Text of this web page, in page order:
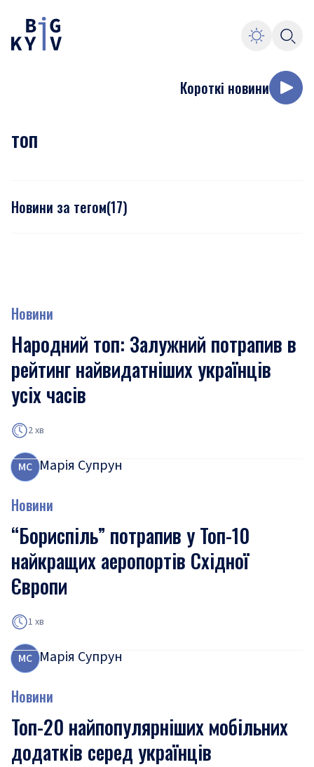
Короткі новини
топ
Новини за тегом(17)
Новини
Народний топ: Залужний потрапив в
рейтинг найвидатніших українців
усіх часів
2 хв
МС Марія Супрун
Новини
“Бориспіль” потрапив у Топ-10
найкращих аеропортів Східної
Європи
1 хв
МС Марія Супрун
Новини
Топ-20 найпопулярніших мобільних
додатків серед українців